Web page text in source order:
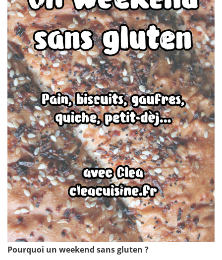
Pourquoi un weekend sans gluten ?